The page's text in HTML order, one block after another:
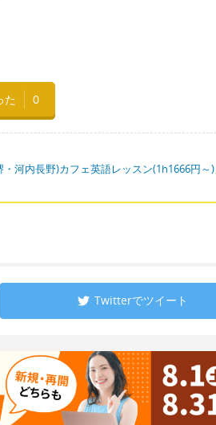
た 0
・河内長野)カフェ英語レッスン(1h1666円～)
Twitterでツイート